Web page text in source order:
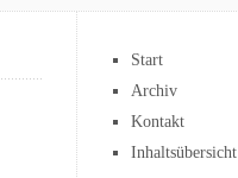
Start
Archiv
Kontakt
Inhaltsübersicht